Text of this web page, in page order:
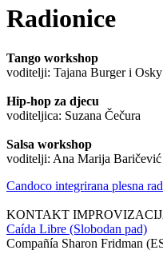
Radionice
Tango workshop
voditelji: Tajana Burger i Osky
Hip-hop za djecu
voditeljica: Suzana Čečura
Salsa workshop
voditelji: Ana Marija
Candoco integrirana plesna
KONTAKT
Caída Libre (Slobodan pad)
Compañía Sharon Fridman